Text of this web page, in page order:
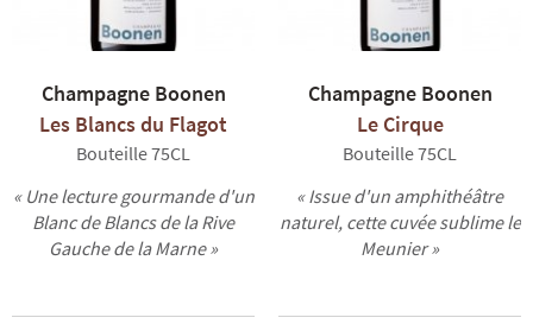
Champagne Boonen
Les Blancs du Flagot
Bouteille 75CL
« Une lecture gourmande d'un
Blanc de Blancs de la Rive
Gauche de la Marne »
Champagne Boonen
Le Cirque
Bouteille 75CL
« Issue d'un amphithéâtre
naturel, cette cuvée sublime le
Meunier »